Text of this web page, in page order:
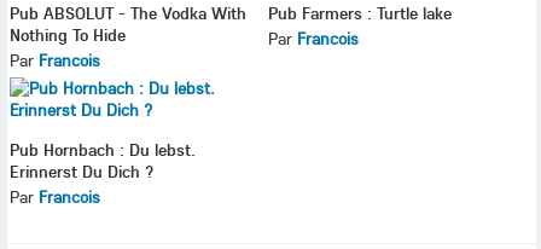
Pub ABSOLUT - The Vodka With
Nothing To Hide
Par Francois
Pub Farmers : Turtle lake
Par Francois
Pub Hornbach : Du lebst.
Erinnerst Du Dich ?
Par Francois